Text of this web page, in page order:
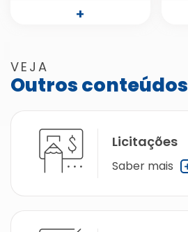
+
VEJA
Outros conteúdos
Licitações
Saber mais